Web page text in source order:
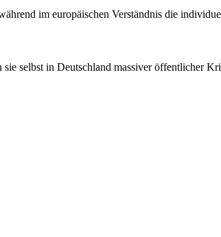
im europäischen Verständnis die
selbst in Deutschland massiver öffentlicher